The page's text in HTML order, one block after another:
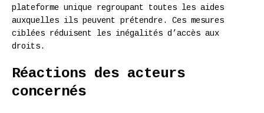
plateforme unique regroupant toutes les aides
auxquelles ils peuvent prétendre. Ces mesures
ciblées réduisent les inégalités d’accès aux
droits.
Réactions des acteurs
concernés